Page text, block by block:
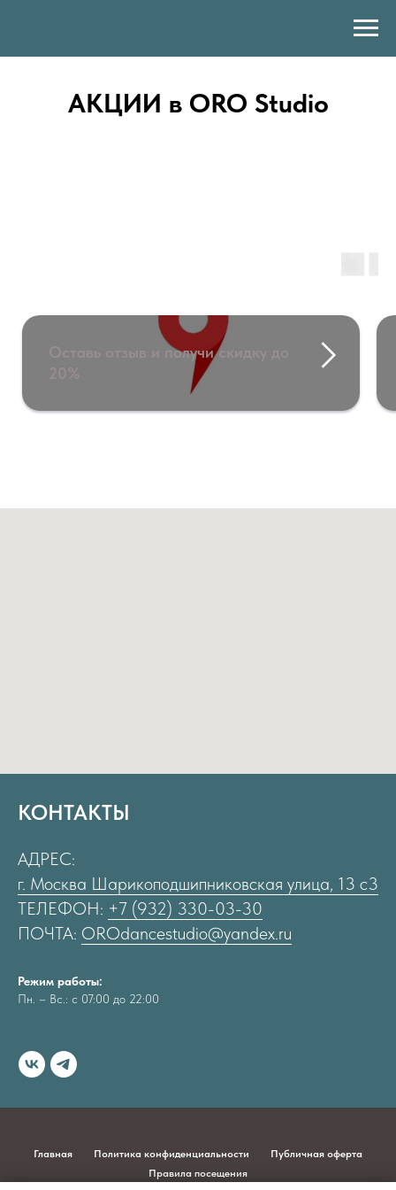
АКЦИИ в ORO Studio
Оставь отзыв и получи скидку до
20%
КОНТАКТЫ
АДРЕС:
г. Москва Шарикоподшипниковская улица, 13 с3
ТЕЛЕФОН: +7 (932) 330-03-30
ПОЧТА: OROdancestudio@yandex.ru
Режим работы:
Пн. – Вс.: с 07:00 до 22:00
Главная Политика конфиденциальности
Публичная оферта
Правила посещения